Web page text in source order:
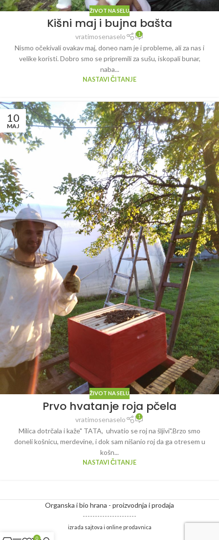
ŽIVOT NA SELU
Kišni maj i bujna bašta
vratimosenaselo 1
Nismo očekivali ovakav maj, doneo nam je i probleme, ali za nas i
velike koristi. Dobro smo se pripremili za sušu, iskopali bunar,
naba...
NASTAVI ČITANJE
10
MAJ
ŽIVOT NA SELU
Prvo hvatanje roja pčela
vratimosenaselo 1
Milica dotrčala i kaže" TATA, uhvatio se roj na šljivi".Brzo smo
doneli košnicu, merdevine, i dok sam nišanio roj da ga otresem u
košn...
NASTAVI ČITANJE
Organska i bio hrana - proizvodnja i prodaja
----------------------
izrada sajtova i online prodavnica
0